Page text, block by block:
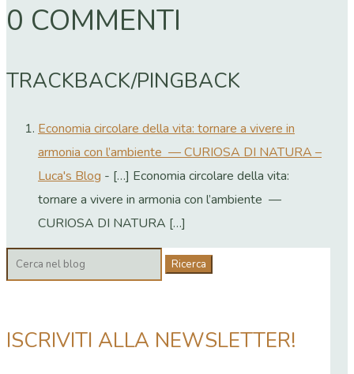
0 COMMENTI
TRACKBACK/PINGBACK
Economia circolare della vita: tornare a vivere in
armonia con l’ambiente — CURIOSA DI NATURA –
Luca's Blog - […] Economia circolare della vita:
tornare a vivere in armonia con l’ambiente —
CURIOSA DI NATURA […]
Cerca:
ISCRIVITI ALLA NEWSLETTER!